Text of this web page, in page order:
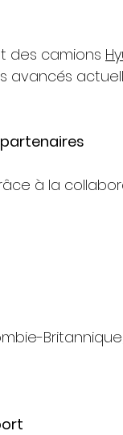
des camions
avancés
à la
Britannique;